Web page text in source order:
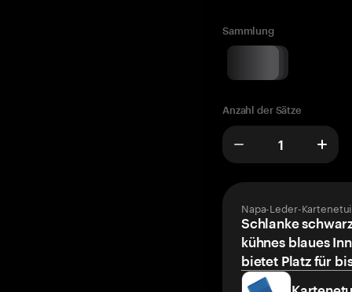
Sammlung
Anzahl der Sätze
Napa-Leder-
Schlanke
kühnes blaues
bietet Platz für